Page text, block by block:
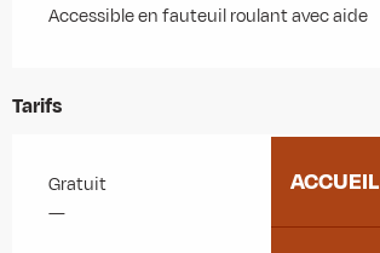
ACCUEIL
Accessible en fauteuil roulant avec aide
Tarifs
Gratuit
—